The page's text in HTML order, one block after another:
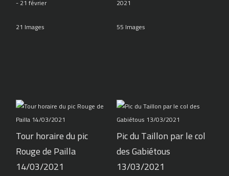
- 21 février
21 Images
2021
55 Images
Tour horaire du pic
Rouge de Pailla
14/03/2021
Pic du Taillon par le col
des Gabiétous
13/03/2021